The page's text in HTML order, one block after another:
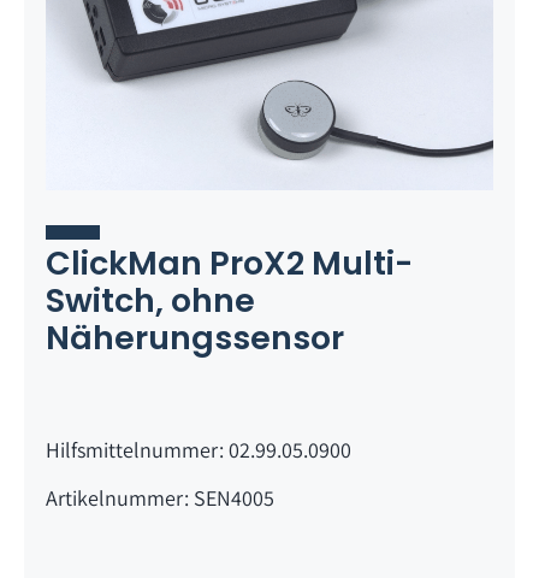
ClickMan ProX2 Multi-
Switch, ohne
Näherungssensor
Hilfsmittelnummer: 02.99.05.0900
Artikelnummer: SEN4005